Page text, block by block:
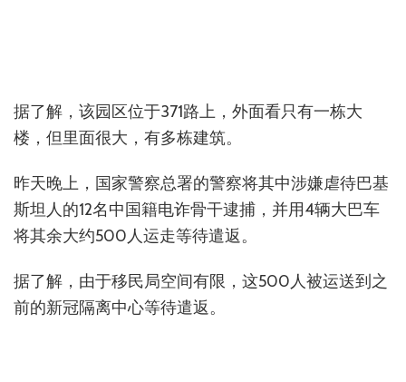
据了解，该园区位于371路上，外面看只有一栋大
楼，但里面很大，有多栋建筑。
昨天晚上，国家警察总署的警察将其中涉嫌虐待巴基
斯坦人的12名中国籍电诈骨干逮捕，并用4辆大巴车
将其余大约500人运走等待遣返。
据了解，由于移民局空间有限，这500人被运送到之
前的新冠隔离中心等待遣返。